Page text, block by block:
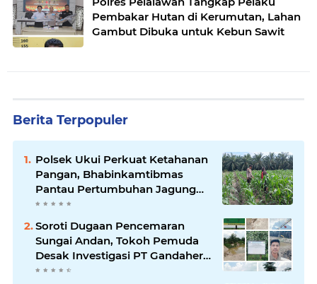
Pembakar Hutan di Kerumutan, Lahan
Gambut Dibuka untuk Kebun Sawit
Berita Terpopuler
Polsek Ukui Perkuat Ketahanan
Pangan, Bhabinkamtibmas
Pantau Pertumbuhan Jagung
Petani di Desa Air Hitam
Soroti Dugaan Pencemaran
Sungai Andan, Tokoh Pemuda
Desak Investigasi PT Gandahera
Hendana